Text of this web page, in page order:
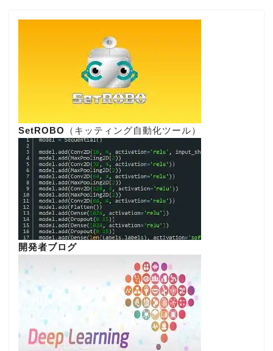
SetROBO （キッティング自動化ツール）
開発者ブログ